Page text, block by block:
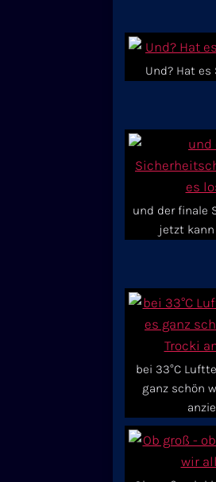
Und? Hat
und der finale
jetzt kann
bei 33°C
ganz schön